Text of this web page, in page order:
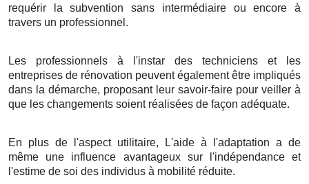
requérir la subvention sans intermédiaire ou encore à
travers un professionnel.
Les professionnels à l'instar des techniciens et les
entreprises de rénovation peuvent également être impliqués
dans la démarche, proposant leur savoir-faire pour veiller à
que les changements soient réalisées de façon adéquate.
En plus de l'aspect utilitaire, L'aide à l'adaptation a de
même une influence avantageux sur l'indépendance et
l'estime de soi des individus à mobilité réduite.